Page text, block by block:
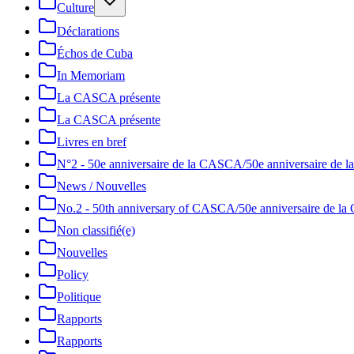
Culture
Déclarations
Échos de Cuba
In Memoriam
La CASCA présente
La CASCA présente
Livres en bref
N°2 - 50e anniversaire de la CASCA/50e anniversaire de
News / Nouvelles
No.2 - 50th anniversary of CASCA/50e anniversaire de la
Non classifié(e)
Nouvelles
Policy
Politique
Rapports
Rapports